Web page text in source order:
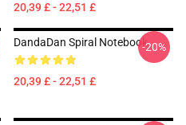
20,39 £ - 22,51 £
DandaDan Spiral Notebook
20,39 £ - 22,51 £
-20%